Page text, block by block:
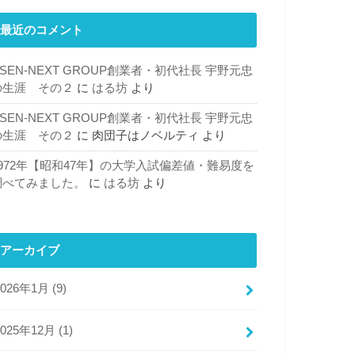
最近のコメント
NEXT GROUP創業者・初代社長 宇野元忠
生涯 その２ に はる坊 より
NEXT GROUP創業者・初代社長 宇野元忠
生涯 その２ に 肉団子はノベルティ より
年【昭和47年】の大学入試偏差値・難易度を
てみました。
に はる坊 より
アーカイブ
年1月 (9)
年12月 (1)